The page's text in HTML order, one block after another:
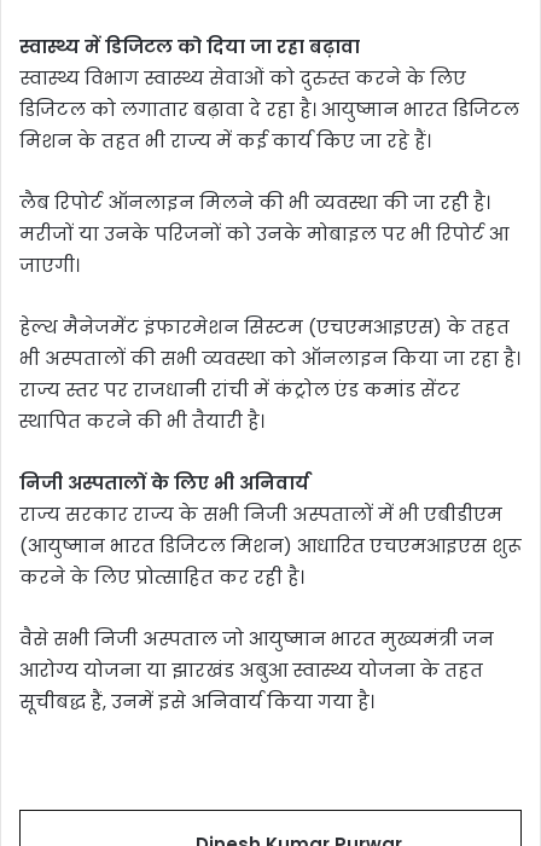
स्वास्थ्य में डिजिटल को दिया जा रहा बढ़ावा
स्वास्थ्य विभाग स्वास्थ्य सेवाओं को दुरुस्त करने के लिए
डिजिटल को लगातार बढ़ावा दे रहा है। आयुष्मान भारत डिजिटल
मिशन के तहत भी राज्य में कई कार्य किए जा रहे हैं।
लैब रिपोर्ट ऑनलाइन मिलने की भी व्यवस्था की जा रही है।
मरीजों या उनके परिजनों को उनके मोबाइल पर भी रिपोर्ट आ
जाएगी।
हेल्थ मैनेजमेंट इंफारमेशन सिस्टम (एचएमआइएस) के तहत
भी अस्पतालों की सभी व्यवस्था को ऑनलाइन किया जा रहा है।
राज्य स्तर पर राजधानी रांची में कंट्रोल एंड कमांड सेंटर
स्थापित करने की भी तैयारी है।
निजी अस्पतालों के लिए भी अनिवार्य
राज्य सरकार राज्य के सभी निजी अस्पतालों में भी एबीडीएम
(आयुष्मान भारत डिजिटल मिशन) आधारित एचएमआइएस शुरू
करने के लिए प्रोत्साहित कर रही है।
वैसे सभी निजी अस्पताल जो आयुष्मान भारत मुख्यमंत्री जन
आरोग्य योजना या झारखंड अबुआ स्वास्थ्य योजना के तहत
सूचीबद्ध हैं, उनमें इसे अनिवार्य किया गया है।